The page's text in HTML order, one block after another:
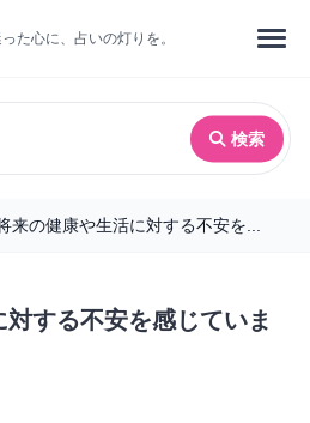
た心に、占いの灯りを。
検索
来の健康や生活に対する不安を...
する不安を感じていま